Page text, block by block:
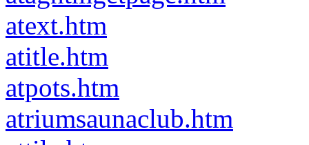
atext.htm
atitle.htm
atpots.htm
atriumsaunaclub.htm